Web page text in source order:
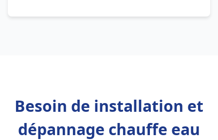
Besoin de installation et
dépannage chauffe eau